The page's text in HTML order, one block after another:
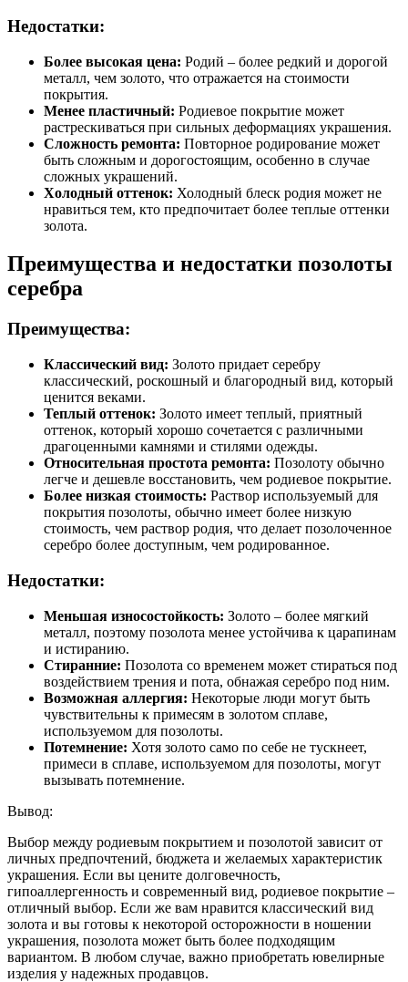
Недостатки:
Более высокая цена: Родий – более редкий и дорогой
металл, чем золото, что отражается на стоимости
покрытия.
Менее пластичный: Родиевое покрытие может
растрескиваться при сильных деформациях украшения.
Сложность ремонта: Повторное родирование может
быть сложным и дорогостоящим, особенно в случае
сложных украшений.
Холодный оттенок: Холодный блеск родия может не
нравиться тем, кто предпочитает более теплые оттенки
золота.
Преимущества и недостатки позолоты
серебра
Преимущества:
Классический вид: Золото придает серебру
классический, роскошный и благородный вид, который
ценится веками.
Теплый оттенок: Золото имеет теплый, приятный
оттенок, который хорошо сочетается с различными
драгоценными камнями и стилями одежды.
Относительная простота ремонта: Позолоту обычно
легче и дешевле восстановить, чем родиевое покрытие.
Более низкая стоимость: Раствор используемый для
покрытия позолоты, обычно имеет более низкую
стоимость, чем раствор родия, что делает позолоченное
серебро более доступным, чем родированное.
Недостатки:
Меньшая износостойкость: Золото – более мягкий
металл, поэтому позолота менее устойчива к царапинам
и истиранию.
Стиранние: Позолота со временем может стираться под
воздействием трения и пота, обнажая серебро под ним.
Возможная аллергия: Некоторые люди могут быть
чувствительны к примесям в золотом сплаве,
используемом для позолоты.
Потемнение: Хотя золото само по себе не тускнеет,
примеси в сплаве, используемом для позолоты, могут
вызывать потемнение.
Вывод:
Выбор между родиевым покрытием и позолотой зависит от
личных предпочтений, бюджета и желаемых характеристик
украшения. Если вы цените долговечность,
гипоаллергенность и современный вид, родиевое покрытие –
отличный выбор. Если же вам нравится классический вид
золота и вы готовы к некоторой осторожности в ношении
украшения, позолота может быть более подходящим
вариантом. В любом случае, важно приобретать ювелирные
изделия у надежных продавцов.